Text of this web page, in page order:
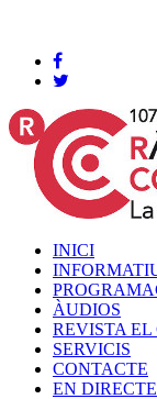
INICI
ÀUDIOS
REVISTA EL
SERVICIS
CONTACTE
EN